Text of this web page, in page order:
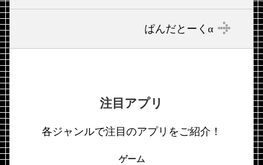
ぱんだとーくα
注目アプリ
各ジャンルで注目のアプリをご紹介！
ゲーム